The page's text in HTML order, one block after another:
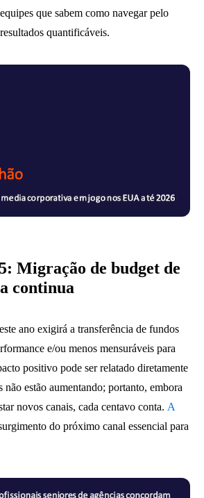
que sabem como navegar pelo
quantificáveis.
Migração de budget de
continua
ano exigirá a transferência de fundos
e/ou menos mensuráveis ​​para
positivo pode ser relatado diretamente
não estão aumentando; portanto, embora
novos canais, cada centavo conta. A
do próximo canal essencial para